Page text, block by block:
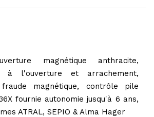
magnétique anthracite,
à l'ouverture et arrachement,
magnétique, contrôle pile
fournie autonomie jusqu'à 6 ans,
ATRAL, SEPIO & Alma Hager